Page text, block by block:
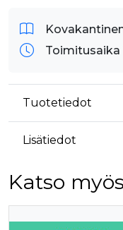
Toimitusaika
Tuotetiedot
Lisätiedot
Katso
Tuoteluettelon